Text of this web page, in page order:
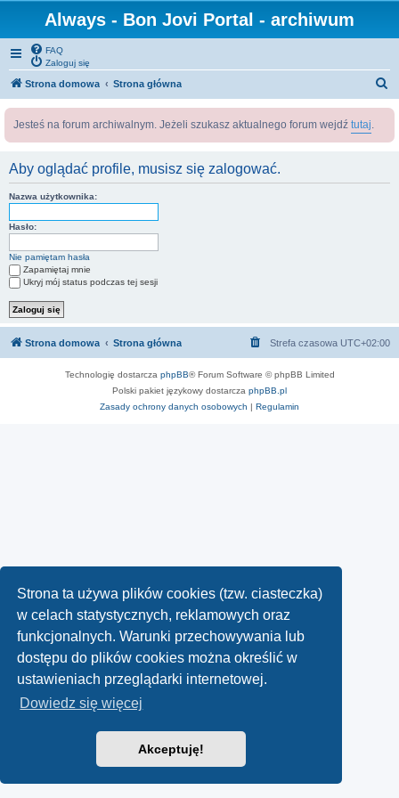
Strona ta używa plików cookies (tzw. ciasteczka)
w celach statystycznych, reklamowych oraz
funkcjonalnych. Warunki przechowywania lub
dostępu do plików cookies można określić w
ustawieniach przeglądarki internetowej.
Dowiedz się więcej
Akceptuję!
Always - Bon Jovi Portal - archiwum
FAQ
Zaloguj się
Strona domowa Strona główna
Jesteś na forum archiwalnym. Jeżeli szukasz aktualnego forum wejdź tutaj.
Aby oglądać profile, musisz się zalogować.
Nazwa użytkownika:
Hasło:
Nie pamiętam hasła
Zapamiętaj mnie
Ukryj mój status podczas tej sesji
Strona domowa Strona główna Strefa czasowa UTC+02:00
Technologię dostarcza phpBB® Forum Software © phpBB Limited
Polski pakiet językowy dostarcza phpBB.pl
Zasady ochrony danych osobowych | Regulamin